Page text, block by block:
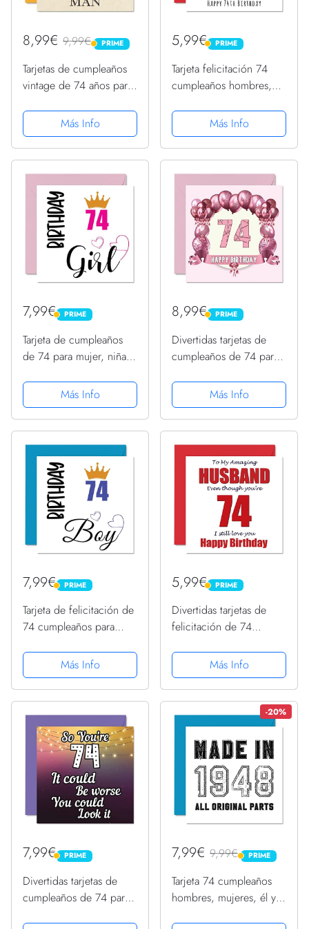
8,99€ 9,99€ PRIME
PRIME
Tarjetas de cumpleaños
vintage de 74 años para
divertida tarjeta de
cumpleaños para abuelo,
papá, marido, tío,
Más Info
5,99€ PRIME
PRIME
Tarjeta felicitación 74
cumpleaños hombres,
días edad, divertida
tarjeta cumpleaños
adultos setenta cuatro
Más Info
7,99€ PRIME
PRIME
Tarjeta de cumpleaños
de 74 para mujer, niña
de felicitación para
mujer de 74 años,
abuela y abuelita, tía,
setenta...
Más Info
8,99€ PRIME
PRIME
Divertidas tarjetas de
cumpleaños de 74 para
cumpleaños, tarjeta de
feliz cumpleaños para
papá, mamá, abuelo,
de...
Más Info
7,99€ PRIME
PRIME
Tarjeta de felicitación de
74 cumpleaños para
cumpleaños, para
hombre de 74 años,
abuelo, padrastro, tío,
cuatro...
Más Info
5,99€ PRIME
PRIME
Divertidas tarjetas de
felicitación de 74
74 I Still Love You,
tarjeta de feliz
cumpleaños para marido
de esposa, 74 y 4 años
para...
Más Info
7,99€ PRIME
PRIME
Divertidas tarjetas de
cumpleaños de 74 para
-20%
7,99€ 9,99€ PRIME
PRIME
Tarjeta 74 cumpleaños
hombres, mujeres, él y